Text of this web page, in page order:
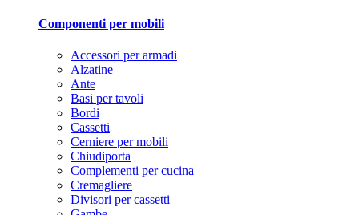
Componenti per mobili
Accessori per armadi
Alzatine
Ante
Basi per tavoli
Bordi
Cassetti
Cerniere per mobili
Chiudiporta
Complementi per cucina
Cremagliere
Divisori per cassetti